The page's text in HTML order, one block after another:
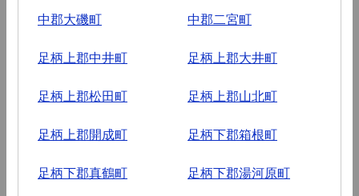
中郡大磯町 中郡二宮町
足柄上郡中井町 足柄上郡大井町
足柄上郡松田町 足柄上郡山北町
足柄上郡開成町 足柄下郡箱根町
足柄下郡真鶴町 足柄下郡湯河原町